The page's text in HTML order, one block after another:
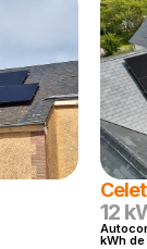
12
kWh